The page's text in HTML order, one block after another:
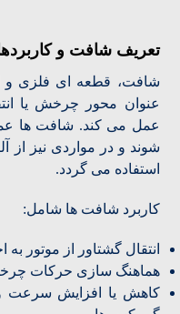
تعریف شافت و
شافت، قطعه ای فلزی و
عنوان محور چرخش یا
عمل می کند. شافت ها
شوند و در مواردی نیز از
استفاده می گردد.
کاربرد شافت ها شامل:
انتقال گشتاور از موتور
هماهنگ سازی حرکات
کاهش یا افزایش سرعت و